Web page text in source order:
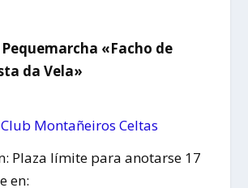
«Facho de
da Vela»
Club Montañeiros Celtas
Plaza límite para anotarse 17
en: